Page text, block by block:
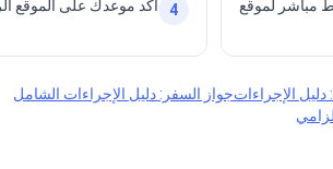
مباشر لموقع
4 أكد موعدك على الموقع
دليل الإجراءاتجواز السفر: دليل الإجراءات الشامل